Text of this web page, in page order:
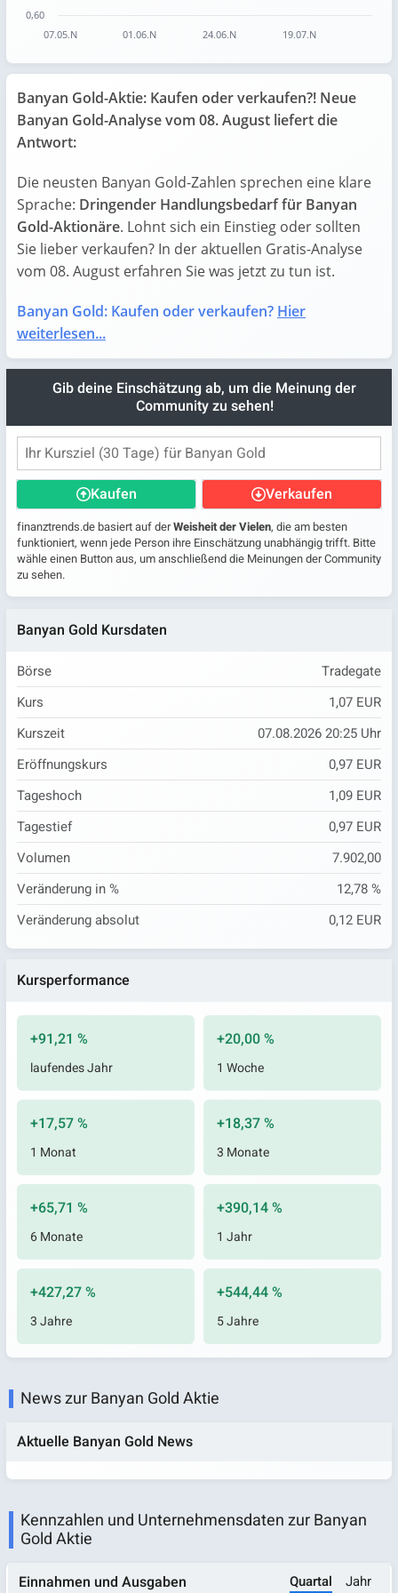
07.05.N 01.06.N 24.06.N 19.07.N
0,60
Banyan Gold-Aktie: Kaufen oder verkaufen?! Neue
Banyan Gold-Analyse vom 08. August liefert die
Antwort:
Die neusten Banyan Gold-Zahlen sprechen eine klare
Sprache: Dringender Handlungsbedarf für Banyan
Gold-Aktionäre. Lohnt sich ein Einstieg oder sollten
Sie lieber verkaufen? In der aktuellen Gratis-Analyse
vom 08. August erfahren Sie was jetzt zu tun ist.
Banyan Gold: Kaufen oder verkaufen? Hier
weiterlesen...
Gib deine Einschätzung ab, um die Meinung der
Community zu sehen!
Kaufen Verkaufen
finanztrends.de basiert auf derWeisheit der Vielen, die am besten
funktioniert, wenn jede Person ihre Einschätzung unabhängig trifft. Bitte
wähle einen Button aus, um anschließend die Meinungen der Community
zu sehen.
Banyan Gold Kursdaten
Börse
Tradegate
Kurs
1,07 EUR
Kurszeit
07.08.2026 20:25 Uhr
Eröffnungskurs
0,97 EUR
Tageshoch
1,09 EUR
Tagestief
0,97 EUR
Volumen
7.902,00
Veränderung in %
12,78 %
Veränderung absolut
0,12 EUR
Kursperformance
+91,21 %
laufendes Jahr
+20,00 %
1 Woche
+17,57 %
1 Monat
+18,37 %
3 Monate
+65,71 %
6 Monate
+390,14 %
1 Jahr
+427,27 %
3 Jahre
+544,44 %
5 Jahre
News zur Banyan Gold Aktie
Aktuelle Banyan Gold News
Kennzahlen und Unternehmensdaten zur Banyan
Gold Aktie
Einnahmen und Ausgaben Quartal Jahr